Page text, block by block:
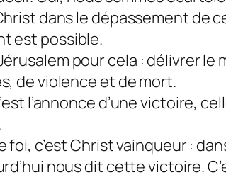
dans le dépassement de
est possible.
pour cela : délivrer
de violence et de mort.
l’annonce d’une
foi, c’est Christ vainqueur :
nous dit cette victoire.